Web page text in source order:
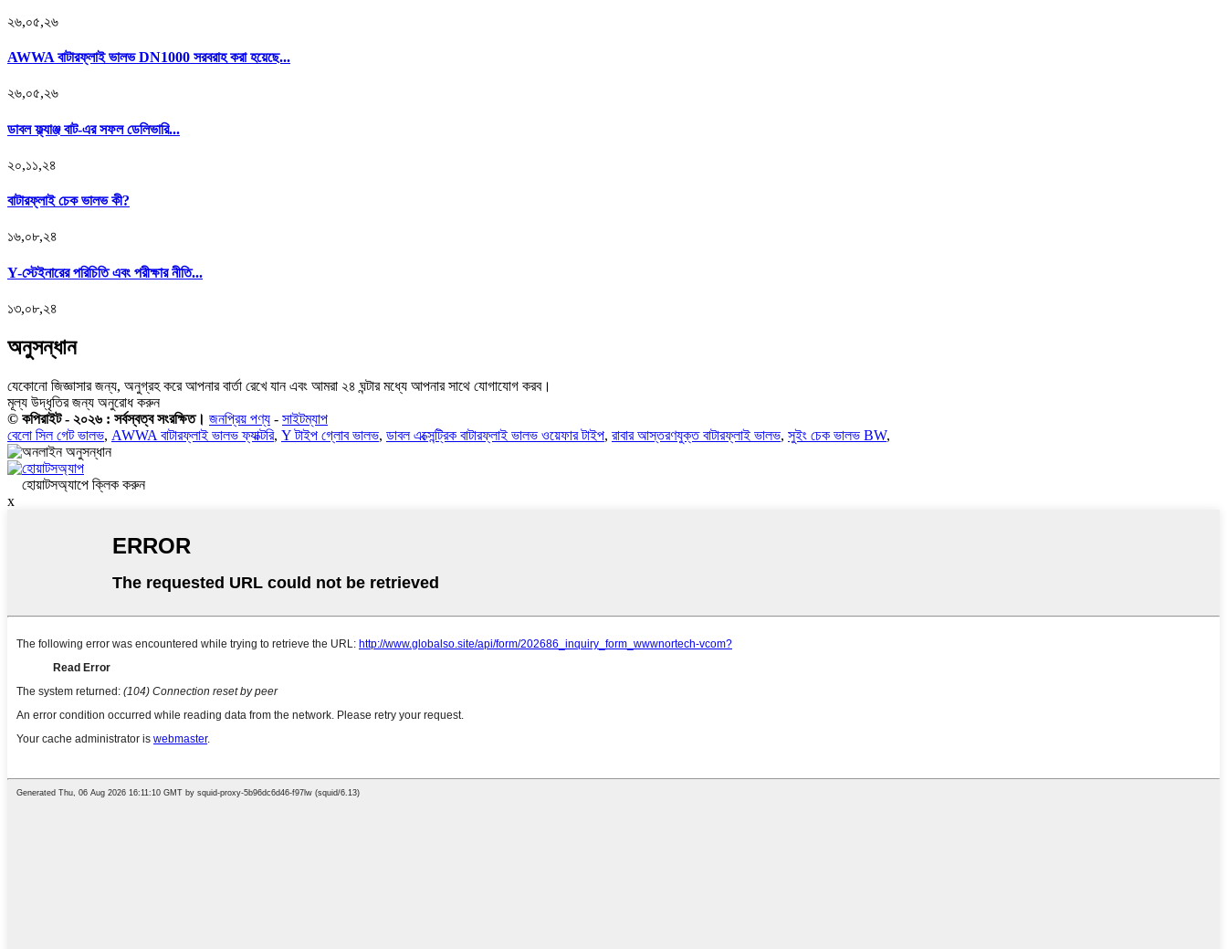
২৬,০৫,২৬
AWWA বাটারফ্লাই ভালভ DN1000 সরবরাহ করা হয়েছে...
২৬,০৫,২৬
ডাবল ফ্ল্যাঞ্জ বাট-এর সফল ডেলিভারি...
২০,১১,২৪
বাটারফ্লাই চেক ভালভ কী?
১৬,০৮,২৪
Y-স্টেইনারের পরিচিতি এবং পরীক্ষার নীতি...
১৩,০৮,২৪
অনুসন্ধান
যেকোনো জিজ্ঞাসার জন্য, অনুগ্রহ করে আপনার বার্তা রেখে যান এবং আমরা ২৪ ঘন্টার মধ্যে আপনার সাথে যোগাযোগ করব।
মূল্য উদ্ধৃতির জন্য অনুরোধ করুন
© কপিরাইট - ২০২৬ : সর্বস্বত্ব সংরক্ষিত। জনপ্রিয় পণ্য - সাইটম্যাপ
বেলো সিল গেট ভালভ, AWWA বাটারফ্লাই ভালভ ফ্যাক্টরি, Y টাইপ গ্লোব ভালভ, ডাবল এক্সেন্ট্রিক বাটারফ্লাই ভালভ ওয়েফার টাইপ, রাবার আস্তরণযুক্ত বাটারফ্লাই ভালভ, সুইং চেক ভালভ BW,
হোয়াটসঅ্যাপে ক্লিক করুন
x